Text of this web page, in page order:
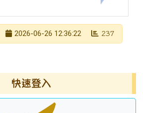
2026-06-26 12:36:22 237
快速登入